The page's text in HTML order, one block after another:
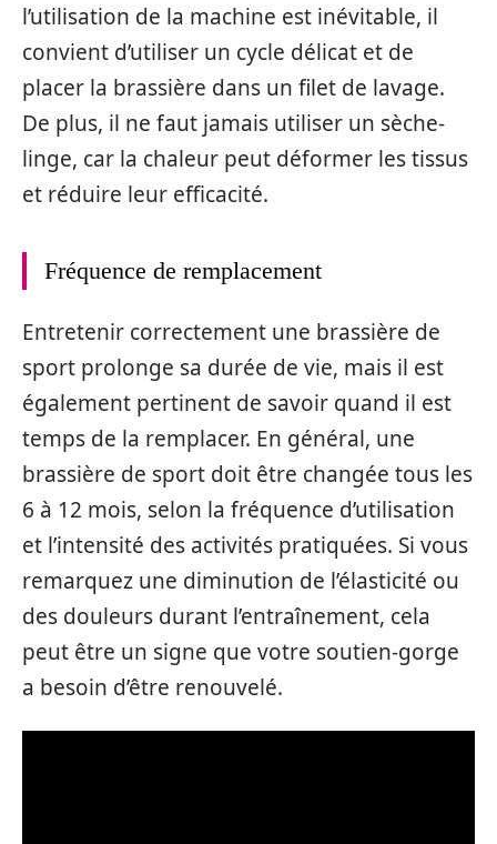
l’utilisation de la machine est inévitable, il
convient d’utiliser un cycle délicat et de
placer la brassière dans un filet de lavage.
De plus, il ne faut jamais utiliser un sèche-
linge, car la chaleur peut déformer les tissus
et réduire leur efficacité.
Fréquence de remplacement
Entretenir correctement une brassière de
sport prolonge sa durée de vie, mais il est
également pertinent de savoir quand il est
temps de la remplacer. En général, une
brassière de sport doit être changée tous les
6 à 12 mois, selon la fréquence d’utilisation
et l’intensité des activités pratiquées. Si vous
remarquez une diminution de l’élasticité ou
des douleurs durant l’entraînement, cela
peut être un signe que votre soutien-gorge
a besoin d’être renouvelé.